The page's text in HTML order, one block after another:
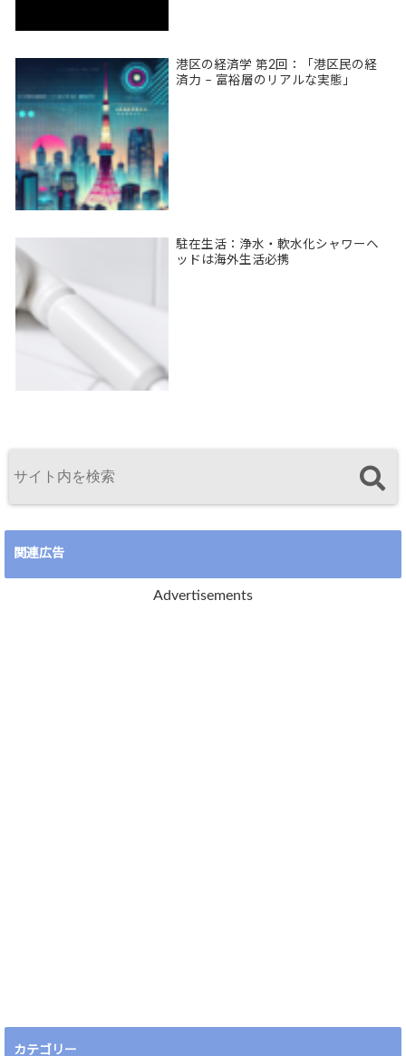
港区の経済学 第2回：「港区民の経
済力 – 富裕層のリアルな実態」
駐在生活：浄水・軟水化シャワーヘ
ッドは海外生活必携
関連広告
Advertisements
カテゴリー